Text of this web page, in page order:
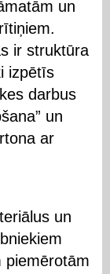
un
ir struktūra
izpētīs
darbus
un
ar
un
piemērotām